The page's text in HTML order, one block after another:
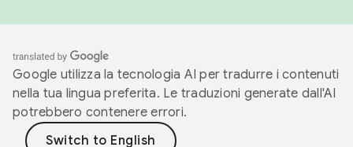
Google utilizza la tecnologia AI per tradurre i contenuti
nella tua lingua preferita. Le traduzioni generate dall'AI
potrebbero contenere errori.